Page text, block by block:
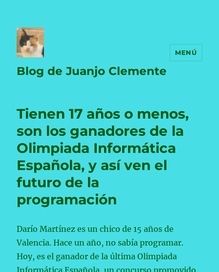
Blog de Juanjo Clemente
MENÚ
Tienen 17 años o menos,
son los ganadores de la
Olimpiada Informática
Española, y así ven el
futuro de la
programación
Darío Martínez es un chico de 15 años de
Valencia. Hace un año, no sabía programar.
Hoy, es el ganador de la última Olimpiada
Informática Española, un concurso promovido